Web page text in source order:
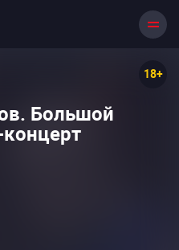
18+
Большой